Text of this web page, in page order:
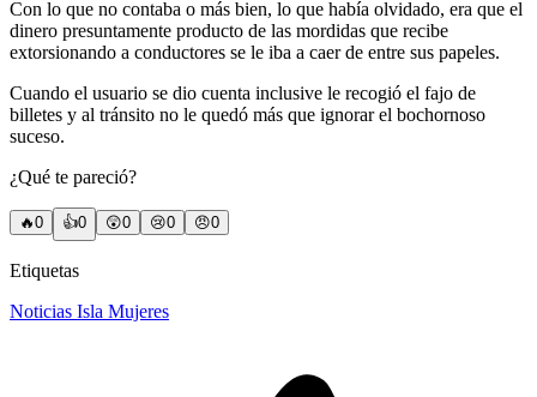
Con lo que no contaba o más bien, lo que había olvidado, era que el
dinero presuntamente producto de las mordidas que recibe
extorsionando a conductores se le iba a caer de entre sus papeles.
Cuando el usuario se dio cuenta inclusive le recogió el fajo de
billetes y al tránsito no le quedó más que ignorar el bochornoso
suceso.
¿Qué te pareció?
🔥0 👍0 😲0 😢0 😠0
Etiquetas
Noticias Isla Mujeres